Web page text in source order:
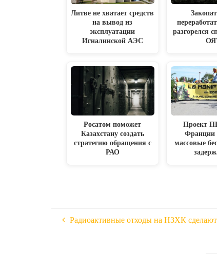
Литве не хватает средств
на вывод из
эксплуатации
Игналинской АЭС
Росатом поможет
Казахстану создать
стратегию обращения с
РАО
разгорелся
Проект
Франции
массовые
Радиоактивные отходы на НЗХК